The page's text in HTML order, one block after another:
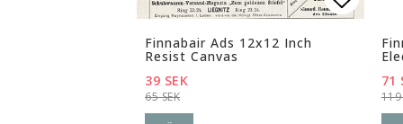
Finnabair Ads 12x12 Inch
Resist Canvas
65 SEK
39 SEK
119
71